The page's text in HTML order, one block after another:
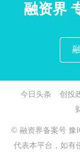
融资界
今日头条 创投
© 融资界备案号 豫
代表本平台，如有